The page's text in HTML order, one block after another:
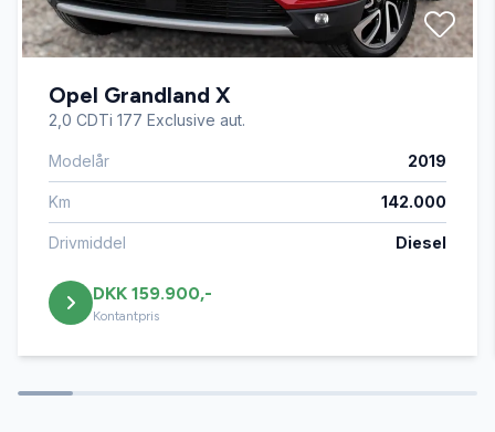
Opel Grandland X
2,0 CDTi 177 Exclusive aut.
Modelår 2019
Km 142.000
Drivmiddel Diesel
DKK 159.900,-
Kontantpris